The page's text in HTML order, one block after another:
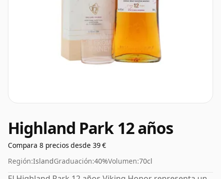
Highland Park 12 años
Compara 8 precios desde 39 €
Región:IslandGraduación:40%Volumen:70cl